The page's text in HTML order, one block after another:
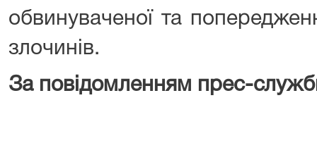
обвинуваченої та
злочинів.
За повідомленням прес-